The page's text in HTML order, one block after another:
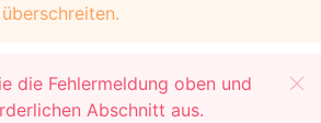
die Fehlermeldung oben und
Abschnitt aus.